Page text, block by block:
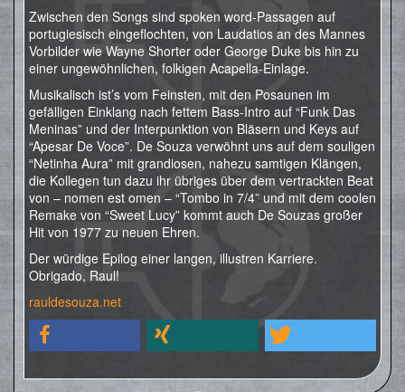
Zwischen den Songs sind spoken word-Passagen auf
portugiesisch eingeflochten, von Laudatios an des Mannes
Vorbilder wie Wayne Shorter oder George Duke bis hin zu
einer ungewöhnlichen, folkigen Acapella-Einlage.
Musikalisch ist’s vom Feinsten, mit den Posaunen im
gefälligen Einklang nach fettem Bass-Intro auf “Funk Das
Meninas” und der Interpunktion von Bläsern und Keys auf
“Apesar De Voce”. De Souza verwöhnt uns auf dem souligen
“Netinha Aura” mit grandiosen, nahezu samtigen Klängen,
die Kollegen tun dazu ihr übriges über dem vertrackten Beat
von – nomen est omen – “Tombo in 7/4” und mit dem coolen
Remake von “Sweet Lucy” kommt auch De Souzas großer
Hit von 1977 zu neuen Ehren.
Der würdige Epilog einer langen, illustren Karriere.
Obrigado, Raul!
rauldesouza.net